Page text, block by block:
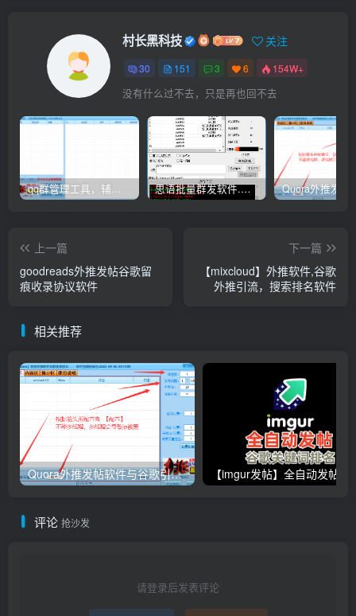
村长黑科技 关注
30 151 3 6 154W+
没有什么过不去，只是再也回不去
思语批量群发软件.私信.点赞.加好友功能+查询手机是否已注册账号
上一篇
goodreads外推发帖谷歌留
痕收录协议软件
下一篇
【mixcloud】外推软件,谷歌
外推引流，搜索排名软件
相关推荐
Quora外推发帖软件与谷歌引流协议软件，推广_营销软件
评论 抢沙发
请登录后发表评论